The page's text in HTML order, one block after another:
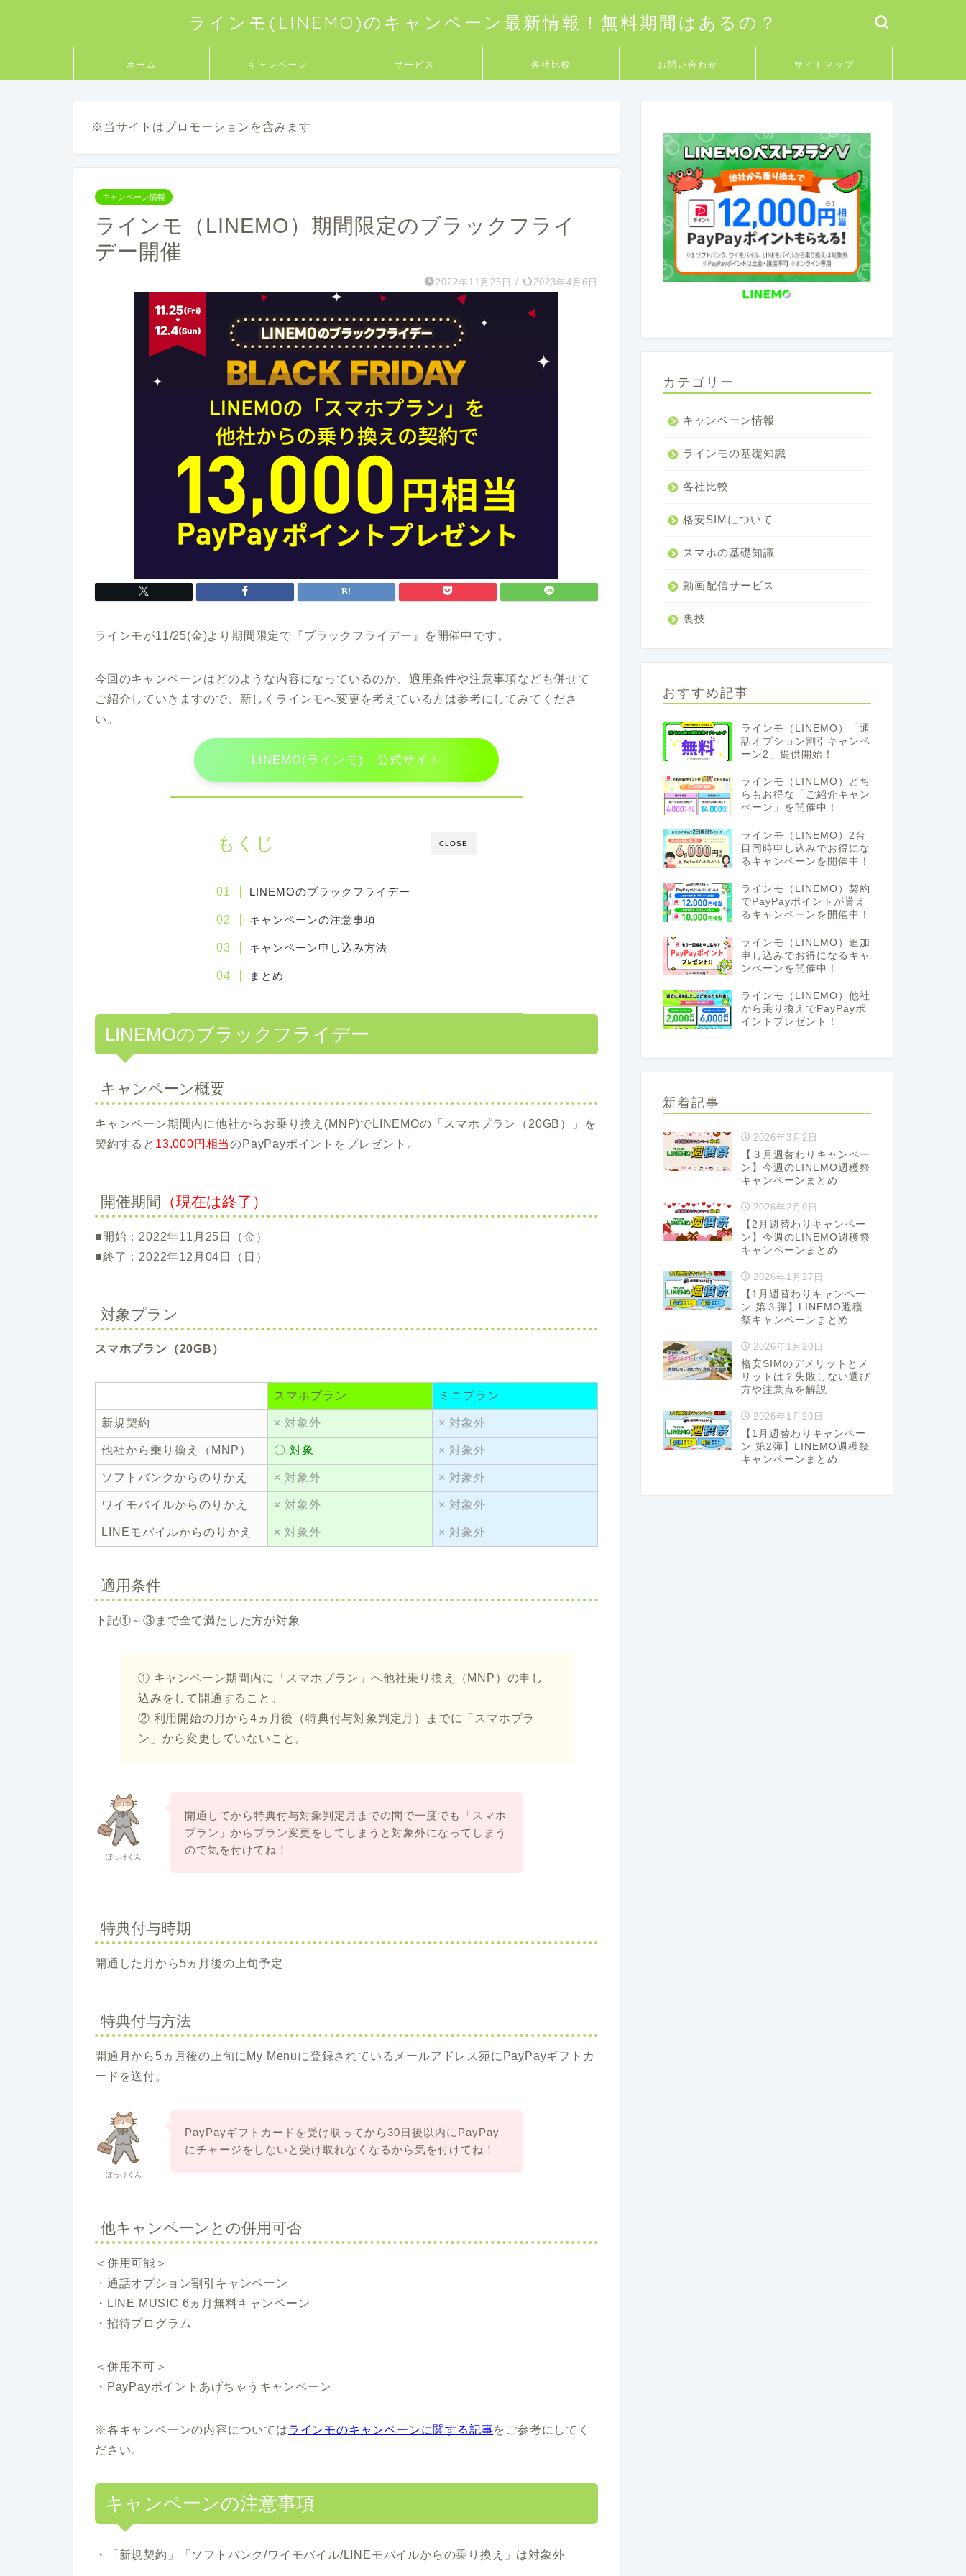
ラインモ(LINEMO)のキャンペーン最新情報！無料期間はあるの？
ホーム キャンペーン サービス 各社比較 お問い合わせ サイトマップ
※当サイトはプロモーションを含みます
キャンペーン情報
ラインモ（LINEMO）期間限定のブラックフライ
デー開催
2022年11月25日 / 2023年4月6日
ラインモが11/25(金)より期間限定で『ブラックフライデー』を開催中です。
今回のキャンペーンはどのような内容になっているのか、適用条件や注意事項なども併せて
ご紹介していきますので、新しくラインモへ変更を考えている方は参考にしてみてくださ
い。
LINEMO(ラインモ) 公式サイト
CLOSE
もくじ
LINEMOのブラックフライデー
キャンペーンの注意事項
キャンペーン申し込み方法
まとめ
LINEMOのブラックフライデー
キャンペーン概要
キャンペーン期間内に他社からお乗り換え(MNP)でLINEMOの「スマホプラン（20GB）」を
契約すると 13,000円相当のPayPayポイントをプレゼント。
開催期間 （現在は終了）
■開始：2022年11月25日（金）
■終了：2022年12月04日（日）
対象プラン
スマホプラン（20GB）
スマホプラン ミニプラン
新規契約 × 対象外 × 対象外
他社から乗り換え（MNP） 〇 対象 × 対象外
ソフトバンクからのりかえ × 対象外 × 対象外
ワイモバイルからのりかえ × 対象外 × 対象外
LINEモバイルからのりかえ × 対象外 × 対象外
適用条件
下記①～③まで全て満たした方が対象
① キャンペーン期間内に「スマホプラン」へ他社乗り換え（MNP）の申し
込みをして開通すること。
② 利用開始の月から4ヵ月後（特典付与対象判定月）までに「スマホプラ
ン」から変更していないこと。
ぽっけくん
開通してから特典付与対象判定月までの間で一度でも「スマホ
プラン」からプラン変更をしてしまうと対象外になってしまう
ので気を付けてね！
特典付与時期
開通した月から5ヵ月後の上旬予定
特典付与方法
開通月から5ヵ月後の上旬にMy Menuに登録されているメールアドレス宛にPayPayギフトカ
ードを送付。
ぽっけくん
PayPayギフトカードを受け取ってから30日後以内にPayPay
にチャージをしないと受け取れなくなるから気を付けてね！
他キャンペーンとの併用可否
＜併用可能＞
・通話オプション割引キャンペーン
・LINE MUSIC 6ヵ月無料キャンペーン
・招待プログラム
＜併用不可＞
・PayPayポイントあげちゃうキャンペーン
※各キャンペーンの内容についてはラインモのキャンペーンに関する記事をご参考にしてく
ださい。
キャンペーンの注意事項
・「新規契約」「ソフトバンク/ワイモバイル/LINEモバイルからの乗り換え」は対象外
カテゴリー
キャンペーン情報
ラインモの基礎知識
各社比較
格安SIMについて
スマホの基礎知識
動画配信サービス
裏技
おすすめ記事
ラインモ（LINEMO）「通
話オプション割引キャンペ
ーン2」提供開始！
ラインモ（LINEMO）どち
らもお得な「ご紹介キャン
ペーン」を開催中！
ラインモ（LINEMO）2台
目同時申し込みでお得にな
るキャンペーンを開催中！
ラインモ（LINEMO）契約
でPayPayポイントが貰え
るキャンペーンを開催中！
ラインモ（LINEMO）追加
申し込みでお得になるキャ
ンペーンを開催中！
ラインモ（LINEMO）他社
から乗り換えでPayPayポ
イントプレゼント！
新着記事
2026年3月2日
【３月週替わりキャンペー
ン】今週のLINEMO週穫祭
キャンペーンまとめ
2026年2月9日
【2月週替わりキャンペー
ン】今週のLINEMO週穫祭
キャンペーンまとめ
2026年1月27日
【1月週替わりキャンペー
ン 第３弾】LINEMO週穫
祭キャンペーンまとめ
2026年1月20日
格安SIMのデメリットとメ
リットは？失敗しない選び
方や注意点を解説
2026年1月20日
【1月週替わりキャンペー
ン 第2弾】LINEMO週穫祭
キャンペーンまとめ